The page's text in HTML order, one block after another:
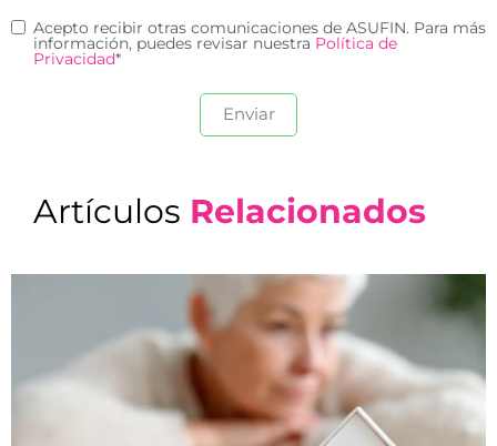
Acepto recibir otras comunicaciones de ASUFIN. Para más
información, puedes revisar nuestra Política de
Privacidad*
Artículos Relacionados